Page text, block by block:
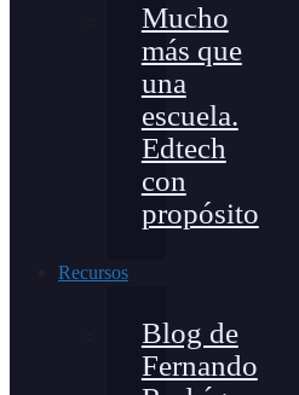
Mucho
más que
una
escuela.
Edtech
con
propósito
Recursos
Blog de
Fernando